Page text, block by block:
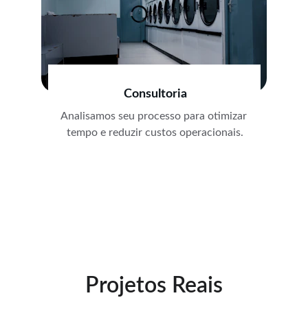
Consultoria
Analisamos seu processo para otimizar
tempo e reduzir custos operacionais.
Projetos Reais